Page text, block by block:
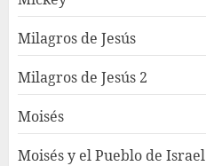
Milagros de Jesús
Milagros de Jesús 2
Moisés
Moisés y el Pueblo de Israel